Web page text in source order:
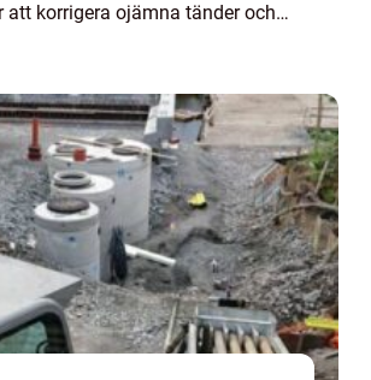
att korrigera ojämna tänder och